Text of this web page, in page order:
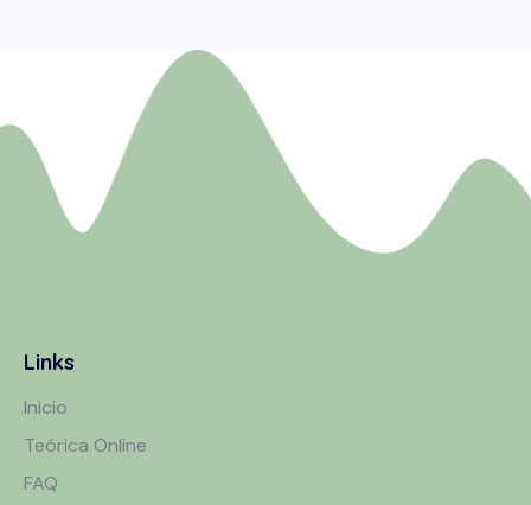
Links
Inicio
Teórica Online
FAQ